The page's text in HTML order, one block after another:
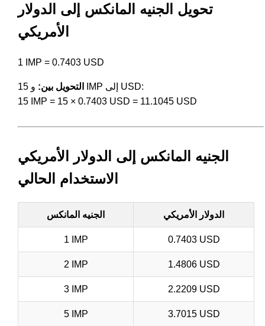
تحويل الجنيه المانكس إلى الدولار
الأمريكي
1 IMP = 0.7403 USD
التحويل بين:
و 15 IMP إلى USD:
15 IMP = 15 × 0.7403 USD = 11.1045 USD
الجنيه المانكس إلى الدولار الأمريكي
الاستخدام الحالي
الجنيه المانكس الدولار الأمريكي
1 IMP 0.7403 USD
2 IMP 1.4806 USD
3 IMP 2.2209 USD
5 IMP 3.7015 USD